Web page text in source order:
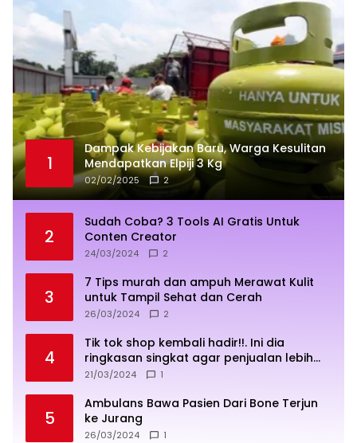
1
Dampak Kebijakan Baru, Warga Kesulitan
Mendapatkan Elpiji 3 Kg
02/02/2025 2
2
Sudah Coba? 3 Tools AI Gratis Untuk
Conten Creator
24/03/2024 2
3
7 Tips murah dan ampuh Merawat Kulit
untuk Tampil Sehat dan Cerah
26/03/2024 2
4
Tik tok shop kembali hadir!!. Ini dia
ringkasan singkat agar penjualan lebih
sukses
21/03/2024 1
5
Ambulans Bawa Pasien Dari Bone Terjun
ke Jurang
26/03/2024 1